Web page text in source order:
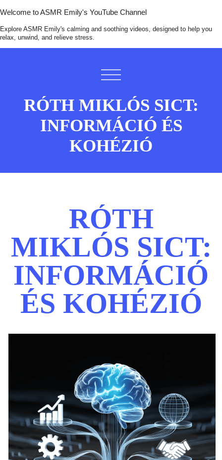
Welcome to ASMR Emily's YouTube Channel
Explore ASMR Emily's calming and soothing videos, designed to help you
relax, unwind, and relieve stress.
RÓTH MIKLÓS SICT:
INFORMÁCIÓ ÉS
KOHÉZIÓ
RÓTH
MIKLÓS SICT:
INFORMÁCIÓ
ÉS KOHÉZIÓ